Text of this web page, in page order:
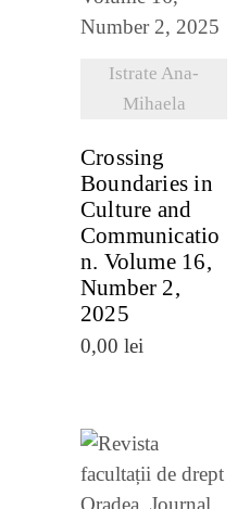
Istrate Ana-
Mihaela
DETALII
Crossing
Boundaries in
Culture and
Communicatio
n. Volume 16,
Number 2,
2025
0,00 lei